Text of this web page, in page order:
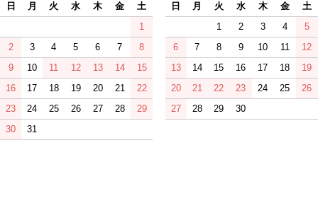
日 月 火 水 木 金
土
1
2
3 4 5 6 7
8
9
10 11 12 13 14
15
16
17 18 19 20 21
22
23
24 25 26 27 28
29
30
31
日 月 火 水 木 金
土
1
2 3 4
5
6
7 8 9 10 11
12
13
14 15 16 17 18
19
20
21 22 23 24 25
26
27
28 29 30